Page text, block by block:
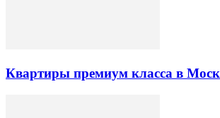
Квартиры премиум класса в